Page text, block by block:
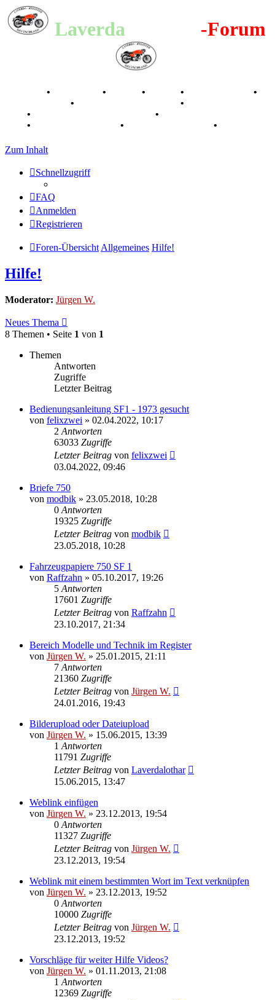
Laverda -Forum
• • • •
•
• •
• •
• • •
Zum Inhalt
Schnellzugriff
FAQ
Anmelden
Registrieren
Foren-Übersicht Allgemeines Hilfe!
Hilfe!
Moderator: Jürgen W.
Neues Thema
8 Themen • Seite 1 von 1
Themen
Antworten
Zugriffe
Letzter Beitrag
Bedienungsanleitung SF1 - 1973 gesucht
von felixzwei » 02.04.2022, 10:17
2 Antworten
63033 Zugriffe
Letzter Beitrag von felixzwei
03.04.2022, 09:46
Briefe 750
von modbik » 23.05.2018, 10:28
0 Antworten
19325 Zugriffe
Letzter Beitrag von modbik
23.05.2018, 10:28
Fahrzeugpapiere 750 SF 1
von Raffzahn » 05.10.2017, 19:26
5 Antworten
17601 Zugriffe
Letzter Beitrag von Raffzahn
23.10.2017, 21:34
Bereich Modelle und Technik im Register
von Jürgen W. » 25.01.2015, 21:11
7 Antworten
21360 Zugriffe
Letzter Beitrag von Jürgen W.
24.01.2016, 19:43
Bilderupload oder Dateiupload
von Jürgen W. » 15.06.2015, 13:39
1 Antworten
11791 Zugriffe
Letzter Beitrag von Laverdalothar
15.06.2015, 13:47
Weblink einfügen
von Jürgen W. » 23.12.2013, 19:54
0 Antworten
11327 Zugriffe
Letzter Beitrag von Jürgen W.
23.12.2013, 19:54
Weblink mit einem bestimmten Wort im Text verknüpfen
von Jürgen W. » 23.12.2013, 19:52
0 Antworten
10000 Zugriffe
Letzter Beitrag von Jürgen W.
23.12.2013, 19:52
Vorschläge für weiter Hilfe Videos?
von Jürgen W. » 01.11.2013, 21:08
1 Antworten
12369 Zugriffe